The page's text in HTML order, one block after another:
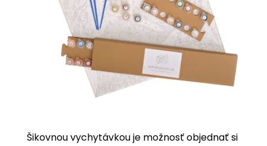
Šikovnou vychytávkou je možnosť objednať si